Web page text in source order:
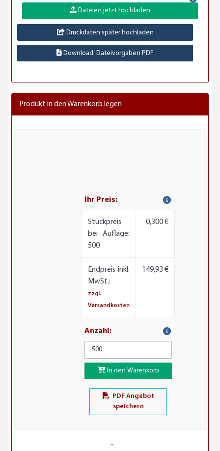
Dateien jetzt hochladen
Druckdaten später hochladen
Download: Dateivorgaben PDF
Produkt in den Warenkorb legen
Ihr Preis:
Stückpreis
bei Auflage:
500
0,300 €
Endpreis inkl.
MwSt.:
zzgl.
Versandkosten
149,93 €
Anzahl:
In den Warenkorb
PDF Angebot
speichern